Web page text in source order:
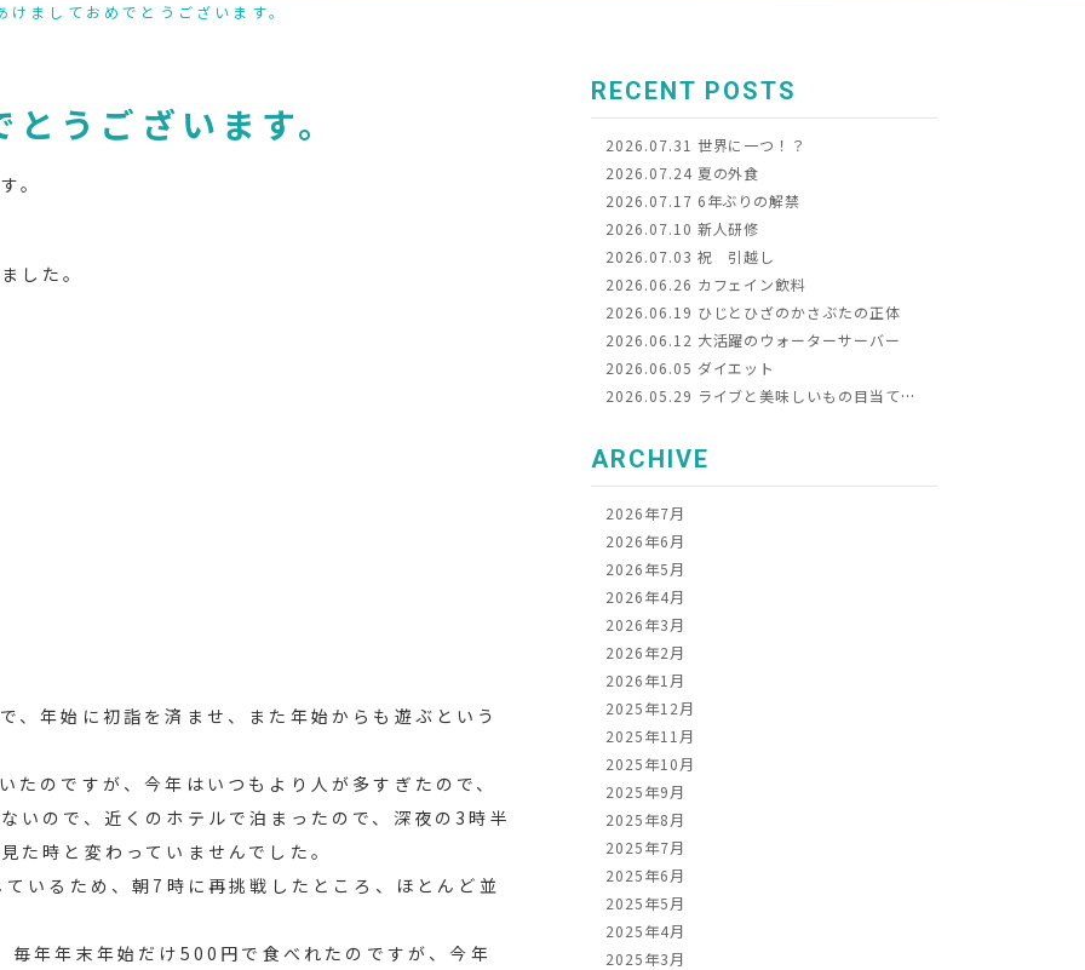
けましておめでとうございます。
うございます。
。
した。
、年始に初詣を済ませ、また年始からも遊ぶという
たのですが、今年はいつもより人が多すぎたので、
いので、近くのホテルで泊まったので、深夜の3時半
た時と変わっていませんでした。
いるため、朝7時に再挑戦したところ、ほとんど並
毎年年末年始だけ500円で食べれたのですが、今年
RECENT POSTS
2026.07.31 世界に一つ！？
2026.07.24 夏の外食
2026.07.17 6年ぶりの解禁
2026.07.10 新人研修
2026.07.03 祝 引越し
2026.06.26 カフェイン飲料
2026.06.19 ひじとひざのかさぶたの正体
2026.06.12 大活躍のウォーターサーバー
2026.06.05 ダイエット
2026.05.29 ライブと美味しいもの目当てに京都へ
ARCHIVE
2026年7月
2026年6月
2026年5月
2026年4月
2026年3月
2026年2月
2026年1月
2025年12月
2025年11月
2025年10月
2025年9月
2025年8月
2025年7月
2025年6月
2025年5月
2025年4月
2025年3月